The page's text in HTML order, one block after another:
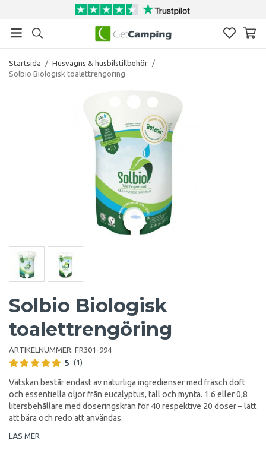
Startsida / Husvagns & husbilstillbehör /
Solbio Biologisk toalettrengöring
Solbio Biologisk
toalettrengöring
ARTIKELNUMMER: FR301-994
5 (1)
Vätskan består endast av naturliga ingredienser med fräsch doft
och essentiella oljor från eucalyptus, tall och mynta. 1.6 eller 0,8
litersbehållare med doseringskran för 40 respektive 20 doser – lätt
att bära och redo att användas.
LÄS MER